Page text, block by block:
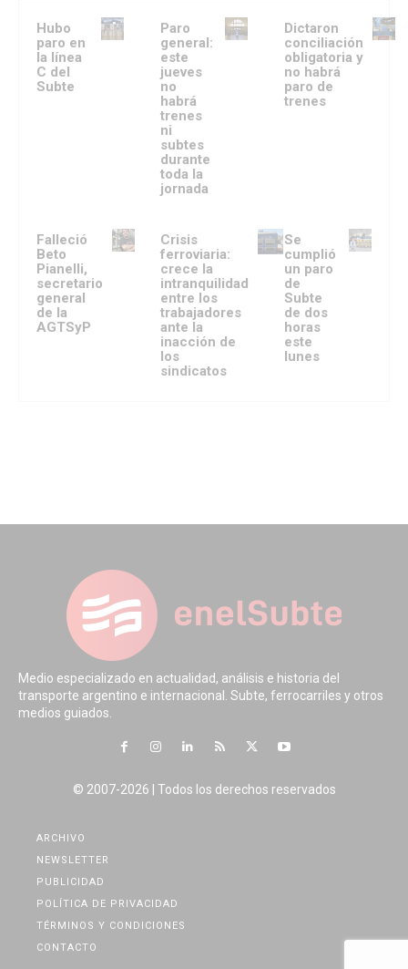
Hubo
paro en
la línea
C del
Subte
Paro
general:
este
jueves
no
habrá
trenes
ni
subtes
durante
toda la
jornada
Dictaron
conciliación
obligatoria y
no habrá
paro de
trenes
Falleció
Beto
Pianelli,
secretario
general
de la
AGTSyP
Crisis
ferroviaria:
crece la
intranquilidad
entre los
trabajadores
ante la
inacción de
los
sindicatos
Se
cumplió
un paro
de
Subte
de dos
horas
este
lunes
Medio especializado en actualidad, análisis e historia del
transporte argentino e internacional. Subte, ferrocarriles y otros
medios guiados.
© 2007-2026 | Todos los derechos reservados
ARCHIVO
NEWSLETTER
PUBLICIDAD
POLÍTICA DE PRIVACIDAD
TÉRMINOS Y CONDICIONES
CONTACTO